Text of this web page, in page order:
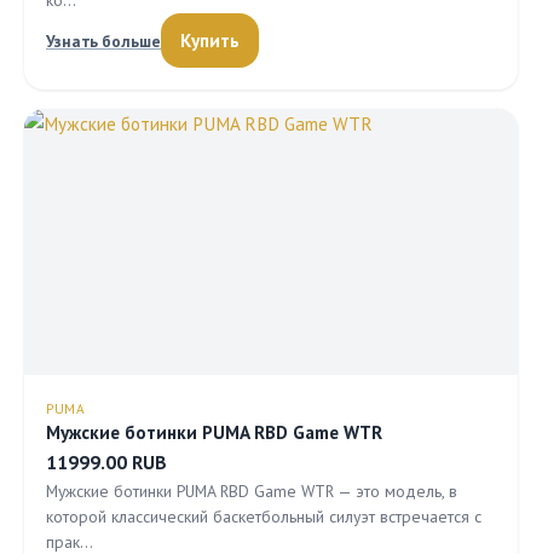
Узнать больше
Купить
PUMA
Мужские ботинки PUMA RBD Game WTR
11999.00 RUB
Мужские ботинки PUMA RBD Game WTR — это модель, в
которой классический баскетбольный силуэт встречается с
прак…